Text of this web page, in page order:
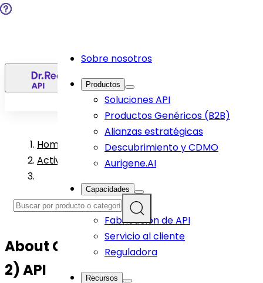
Sobre nosotros
Productos
Soluciones API
Productos Genéricos (B2B)
Alianzas estratégicas
Descubrimiento y CDMO
Aurigene.AI
Capacidades
I+D
Fabricación de API
Servicio al cliente
Reguladora
Recursos
Home
Active Pharmaceutical Ingredient Products
About Clopidogrel Bisulfate (Form
2)API